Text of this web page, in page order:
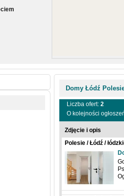
Domy Łódź
Liczba ofert: 2
O kolejności
Zdjęcie i opis
Polesie / Łódź /